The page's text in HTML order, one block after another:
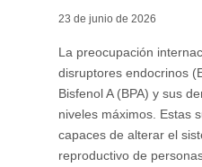
23 de junio de 2026
La preocupación
disruptores endocrinos
Bisfenol A (BPA) y sus
niveles máximos. Estas
capaces de alterar el
reproductivo de